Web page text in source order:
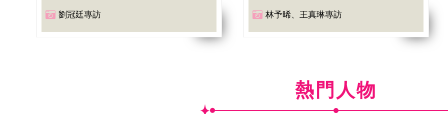
劉冠廷專訪 林予晞、王真琳專訪
熱門人物